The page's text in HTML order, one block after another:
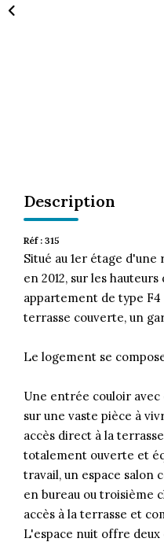
Description
Réf : 315
Situé au 1er étage
en 2012, sur les hauteurs
appartement de type
terrasse couverte, un
Le logement se
Une entrée couloir
sur une vaste pièce à
accès direct à la
totalement ouverte et
travail, un espace salon
en bureau ou troisième
accès à la terrasse et
L'espace nuit offre deux